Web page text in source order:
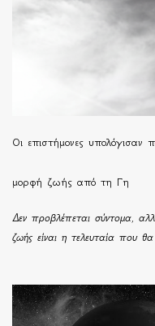
Οι επιστήμονες υπολόγισαν
μορφή ζωής από τη Γη
Δεν προβλέπεται σύντομα,
ζωής είναι η τελευταία που θα